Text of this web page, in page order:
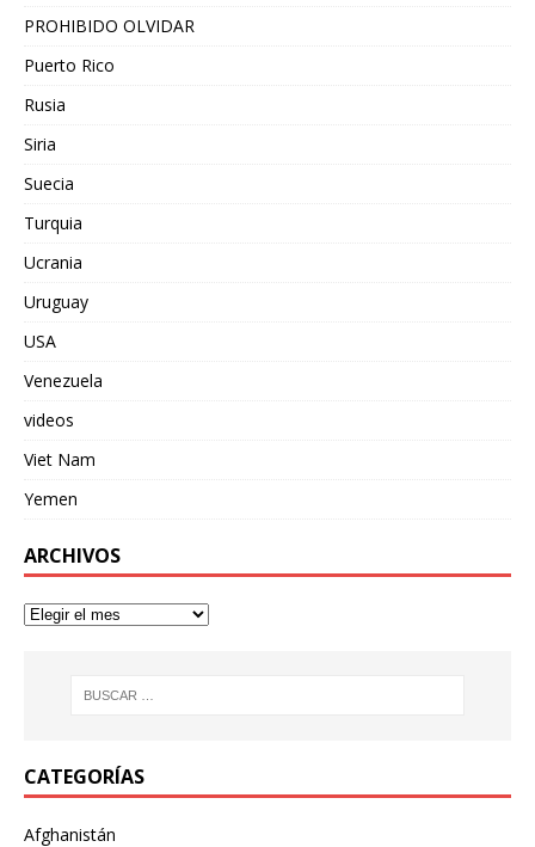
PROHIBIDO OLVIDAR
Puerto Rico
Rusia
Siria
Suecia
Turquia
Ucrania
Uruguay
USA
Venezuela
videos
Viet Nam
Yemen
ARCHIVOS
CATEGORÍAS
Afghanistán